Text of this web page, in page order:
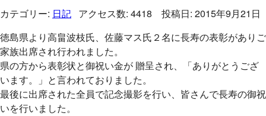
カテゴリー: 日記 アクセス数: 4418 投稿日: 2015年9月21日
徳島県より高畠波枝氏、佐藤マス氏２名に長寿の表彰がありご
家族出席され行われました。
県の方から表彰状と御祝い金が 贈呈され、「ありがとうござ
います。」と言われておりました。
最後に出席された全員で記念撮影を行い、皆さんで長寿の御祝
いを行いました。